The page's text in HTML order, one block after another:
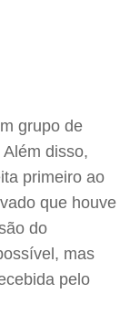
grupo de
disso,
primeiro ao
que houve
do
mas
pelo